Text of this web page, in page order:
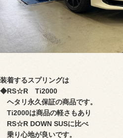
装着するスプリングは
◆RS☆R Ti2000
ヘタリ永久保証の商品です。
Ti2000は商品の軽さもあり
RS☆R DOWN SUSに比べ
乗り心地が良いです。